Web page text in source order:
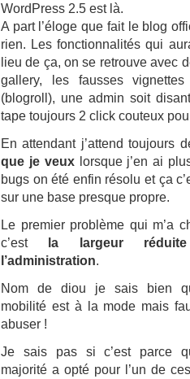
WordPress 2.5 est là.
A part l’éloge que fait le blog
rien. Les fonctionnalités qui
lieu de ça, on se retrouve avec
gallery, les fausses
(blogroll), une admin soit
tape toujours 2 click couteux
En attendant j’attend toujours
que je veuxlorsque j’en ai
bugs on été enfin résolu et ça
sur une base presque propre.
Le premier problème qui m’a
c’est la largeur
l’administration.
Nom de diou je sais bien
mobilité est à la mode mais
abuser !
Je sais pas si c’est parce
majorité a opté pour l’un de